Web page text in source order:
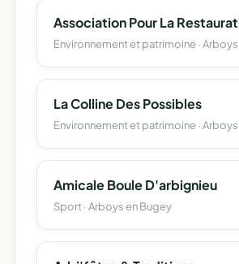
Environnement et patrimoine ·
La Colline Des Possibles
Environnement et patrimoine ·
Amicale Boule D'arbignieu
Sport · Arboys en Bugey